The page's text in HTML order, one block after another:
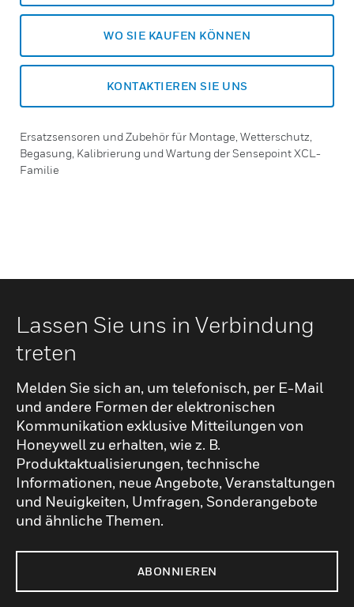
WO SIE KAUFEN KÖNNEN
KONTAKTIEREN SIE UNS
Ersatzsensoren und Zubehör für Montage, Wetterschutz,
Begasung, Kalibrierung und Wartung der Sensepoint XCL-
Familie
Lassen Sie uns in Verbindung
treten
Melden Sie sich an, um telefonisch, per E-Mail
und andere Formen der elektronischen
Kommunikation exklusive Mitteilungen von
Honeywell zu erhalten, wie z. B.
Produktaktualisierungen, technische
Informationen, neue Angebote, Veranstaltungen
und Neuigkeiten, Umfragen, Sonderangebote
und ähnliche Themen.
ABONNIEREN